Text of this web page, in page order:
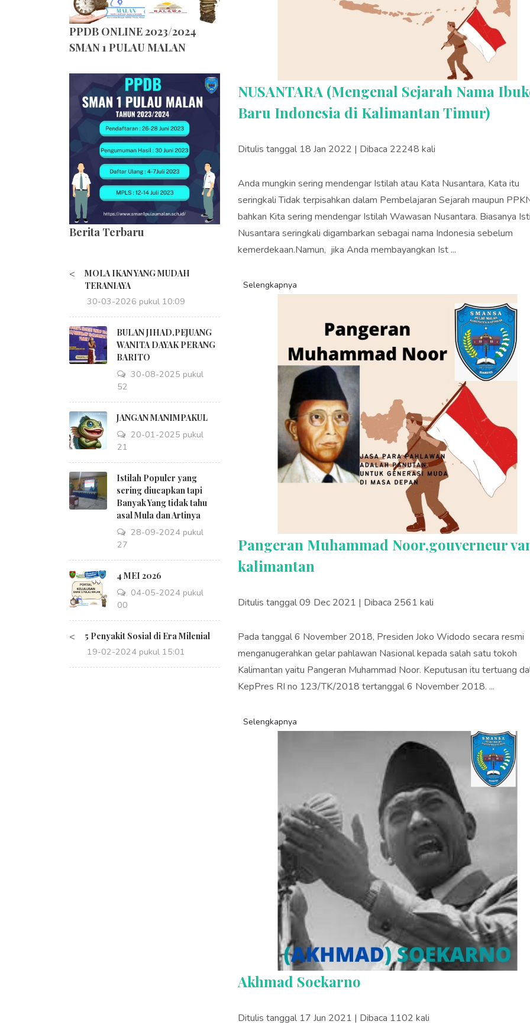
PPDB ONLINE 2023/2024
SMAN 1 PULAU MALAN
Berita Terbaru
<
MOLA IKAN YANG MUDAH
TERANIAYA
30-03-2026 pukul 10:09
BULAN JIHAD,PEJUANG
WANITA DAYAK PERANG
BARITO
30-08-2025 pukul
18:52
JANGAN MANIMPAKUL
20-01-2025 pukul
09:21
Istilah Populer yang
sering diucapkan tapi
Banyak Yang tidak tahu
asal Mula dan Artinya
28-09-2024 pukul
14:27
4 MEI 2026
04-05-2024 pukul
08:00
< 5 Penyakit Sosial di Era Milenial
19-02-2024 pukul 15:01
NUSANTARA (Mengenal Sejarah Nama
Baru Indonesia di Kalimantan Timur)
Ditulis tanggal 18 Jan 2022 | Dibaca 22248 kali
Anda mungkin sering mendengar Istilah atau Kata Nusantara, Kata itu
seringkali Tidak terpisahkan dalam Pembelajaran Sejarah maupun
bahkan Kita sering mendengar Istilah Wawasan Nusantara. Biasanya
Nusantara seringkali digambarkan sebagai nama Indonesia sebelum
kemerdekaan.Namun, jika Anda membayangkan Ist ...
Selengkapnya
Pangeran Muhammad Noor,gouverneur
kalimantan
Ditulis tanggal 09 Dec 2021 | Dibaca 2561 kali
Pada tanggal 6 November 2018, Presiden Joko Widodo secara resmi
menganugerahkan gelar pahlawan Nasional kepada salah satu tokoh
Kalimantan yaitu Pangeran Muhammad Noor. Keputusan itu tertuang
KepPres RI no 123/TK/2018 tertanggal 6 November 2018. ...
Selengkapnya
Akhmad Soekarno
Ditulis tanggal 17 Jun 2021 | Dibaca 1102 kali